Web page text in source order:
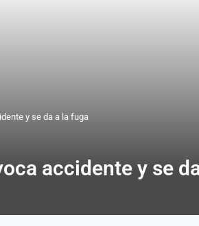
y se da a la fuga
accidente y se